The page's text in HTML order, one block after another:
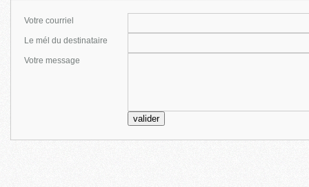
Votre courriel
Le mél du destinataire
Votre message